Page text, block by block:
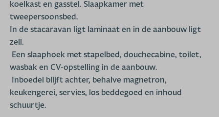
koelkast en gasstel. Slaapkamer met
tweepersoonsbed.
In de stacaravan ligt laminaat en in de aanbouw ligt
zeil.
Een slaaphoek met stapelbed, douchecabine, toilet,
wasbak en CV-opstelling in de aanbouw.
Inboedel blijft achter, behalve magnetron,
keukengerei, servies, los beddegoed en inhoud
schuurtje.